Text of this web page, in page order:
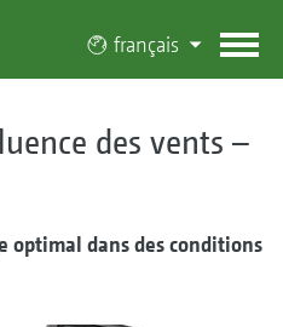
français
des vents –
optimal dans des conditions